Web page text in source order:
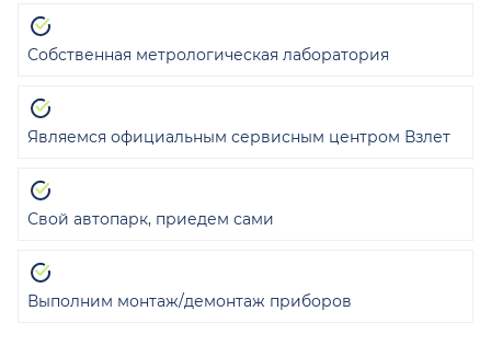
Собственная метрологическая лаборатория
Являемся официальным сервисным центром Взлет
Свой автопарк, приедем сами
Выполним монтаж/демонтаж приборов